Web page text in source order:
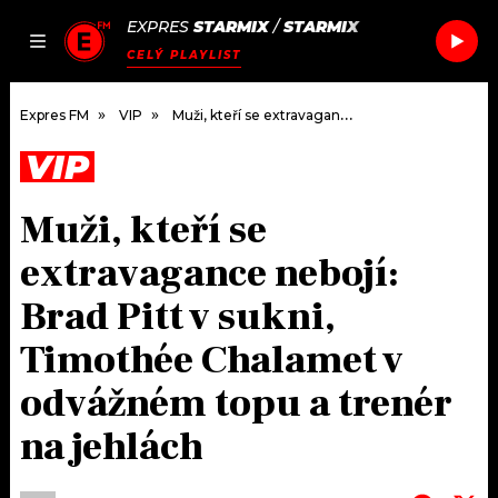
JAK
SEZNAM.CZ
EXPRES STARMIX/STARMIX
CELÝ PLAYLIST
DOMŮ
ČLÁNKY
HUDBA
ROZHOVORY
#NEBUDUDOMA
PODCASTY
JAK NALADIT
RÁDIO
APLIKACE
SOUTĚŽE
Expres FM VIP Muži, kteří se extravagance nebojí: Brad Pitt v sukni, Timothée Chalamet v odvážném topu a trenér na jehlách
VIP
Muži, kteří se
extravagance nebojí:
Brad Pitt v sukni,
Timothée Chalamet v
odvážném topu a trenér
na jehlách